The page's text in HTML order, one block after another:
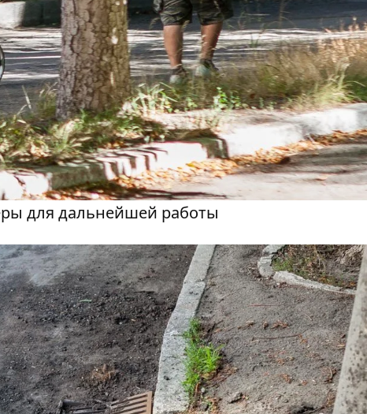
для дальнейшей работы